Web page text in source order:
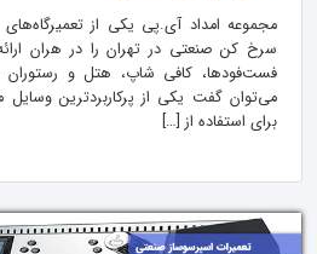
مجموعه امداد آی.پی یکی از
سرخ کن صنعتی در تهران را در هران
فست‌فودها، کافی شاپ، هتل و رستوران
می‌توان گفت یکی از پرکاربردترین
برای استفاده از […]